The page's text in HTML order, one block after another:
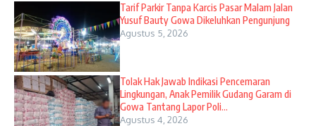
Tarif Parkir Tanpa Karcis Pasar Malam Jalan
Yusuf Bauty Gowa Dikeluhkan Pengunjung
Agustus 5, 2026
Tolak Hak Jawab Indikasi Pencemaran
Lingkungan, Anak Pemilik Gudang Garam di
Gowa Tantang Lapor Poli...
Agustus 4, 2026